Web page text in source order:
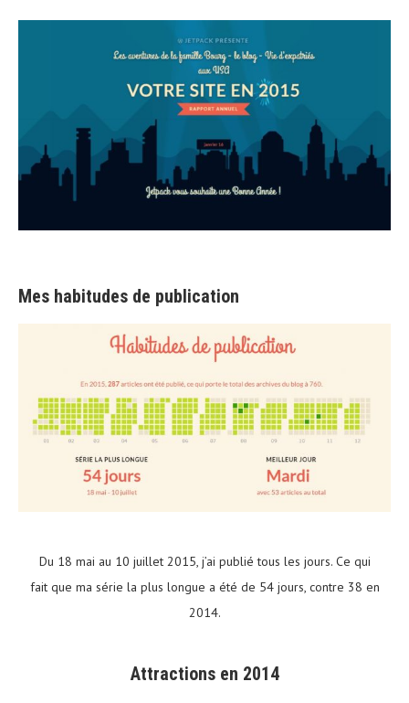
Mes habitudes de publication
Du 18 mai au 10 juillet 2015, j’ai publié tous les jours. Ce qui
fait que ma série la plus longue a été de 54 jours, contre 38 en
2014.
Attractions en 2014